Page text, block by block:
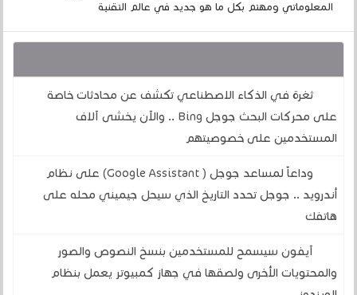
المعلوماتي ومهتم بكل ما هو جديد في عالم التقنية
ثغرة في الذكاء الاصطناعي تكشف عن محادثات خاصة
على محركات البحث جوجل Bing .. والآن يخشى آلاف
المستخدمين على خصوصيتهم
وداعاً لمساعد جوجل ( Google Assistant) على نظام
أندرويد .. جوجل تحدد التاريخ الذي سيحل جيميني محله على
هاتفك
آيفون سيسمح للمستخدمين بنسخ النصوص والصور
والمحتويات الأخرى ولصقها في جهاز كمبيوتر يعمل بنظام